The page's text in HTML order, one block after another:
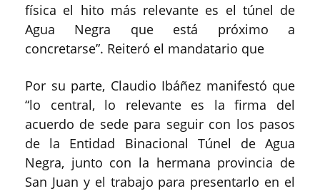
física el hito más relevante es el túnel de
Agua Negra que está próximo a
concretarse”. Reiteró el mandatario que
Por su parte, Claudio Ibáñez manifestó que
“lo central, lo relevante es la firma del
acuerdo de sede para seguir con los pasos
de la Entidad Binacional Túnel de Agua
Negra, junto con la hermana provincia de
San Juan y el trabajo para presentarlo en el